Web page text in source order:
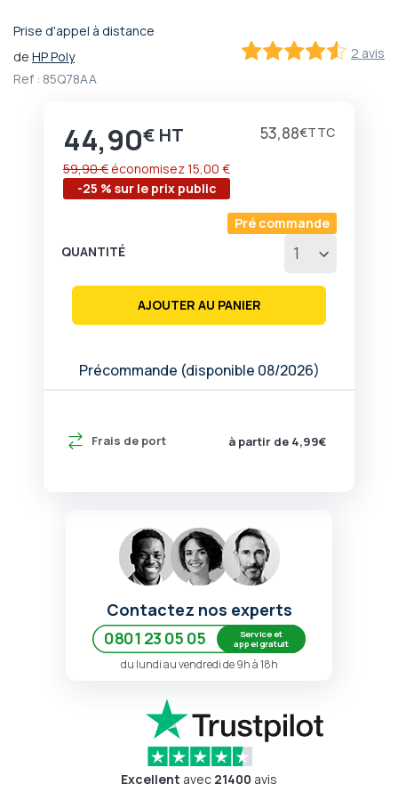
Prise d'appel à distance
2 avis
de HP Poly
Ref : 85Q78AA
Prix
44,90€ 53,88€
-25 % sur le prix public
59,90 € économisez15,00 €
Pré commande
Frais de port à partir de 4,99€
QUANTITÉ
AJOUTER AU PANIER
Précommande (disponible 08/2026)
Passer
au
début
d’images
Contactez nos experts
0801 23 05 05
Service et
appel gratuit
du lundi au vendredi de 9h à 18h
Excellent avec 21400 avis